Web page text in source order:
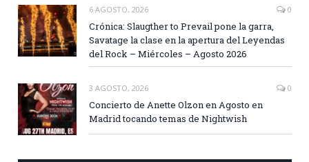
6 AGOSTO, 2026 0
Crónica: Slaugther to Prevail pone la garra,
Savatage la clase en la apertura del Leyendas
del Rock – Miércoles – Agosto 2026
3 AGOSTO, 2026 0
Concierto de Anette Olzon en Agosto en
Madrid tocando temas de Nightwish